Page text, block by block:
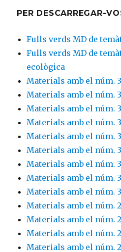
PER DESCARREGAR-
Fulls verds MD de
Fulls verds MD de
ecològica
Materials amb el núm.
Materials amb el núm.
Materials amb el núm.
Materials amb el núm.
Materials amb el núm.
Materials amb el núm.
Materials amb el núm.
Materials amb el núm.
Materials amb el núm.
Materials amb el núm.
Materials amb el núm.
Materials amb el núm.
Materials amb el núm.